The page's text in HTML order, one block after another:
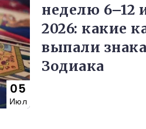
05
Июл
неделю 6–12
2026: какие
выпали
Зодиака